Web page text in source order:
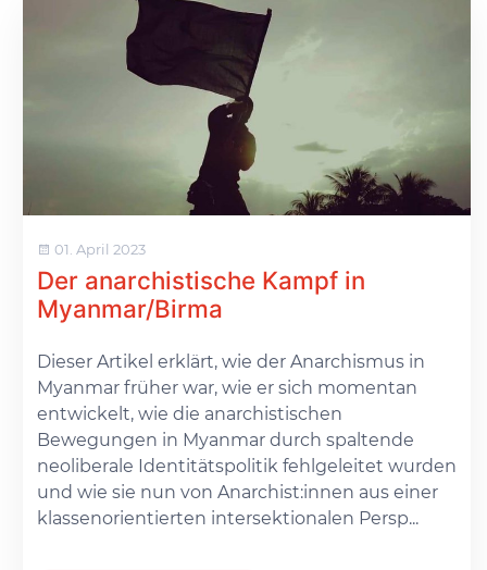
01. April 2023
Der anarchistische Kampf in
Myanmar/Birma
Dieser Artikel erklärt, wie der Anarchismus in
Myanmar früher war, wie er sich momentan
entwickelt, wie die anarchistischen
Bewegungen in Myanmar durch spaltende
neoliberale Identitätspolitik fehlgeleitet wurden
und wie sie nun von Anarchist:innen aus einer
klassenorientierten intersektionalen Persp...